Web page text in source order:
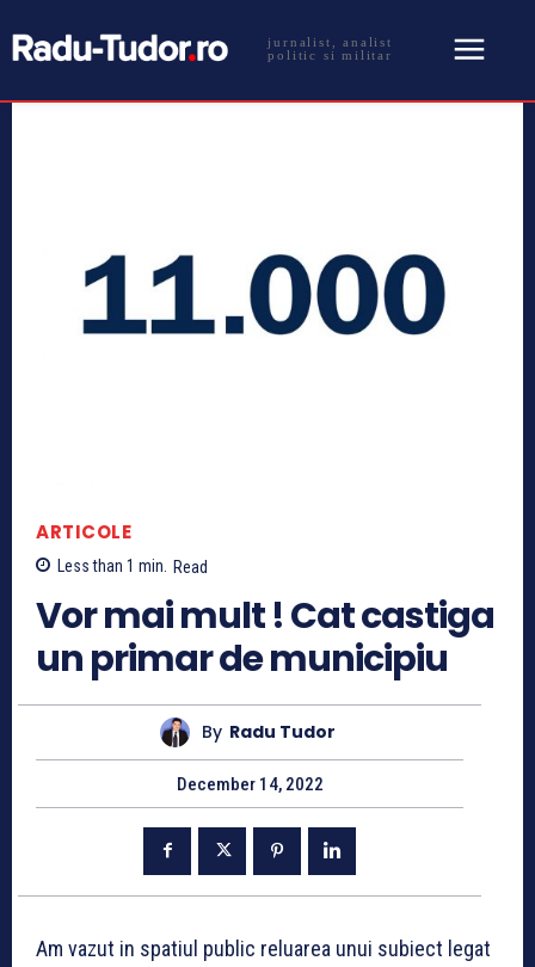
jurnalist, analist
politic si militar
ARTICOLE
Less than 1 min. Read
Vor mai mult ! Cat castiga
un primar de municipiu
By Radu Tudor
December 14, 2022
Am vazut in spatiul public reluarea unui subiect legat